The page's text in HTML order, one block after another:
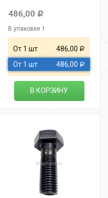
486,00 Р
В упаковке 1
От 1 шт 486,00 Р
От 1 шт 486,00 Р
В КОРЗИНУ